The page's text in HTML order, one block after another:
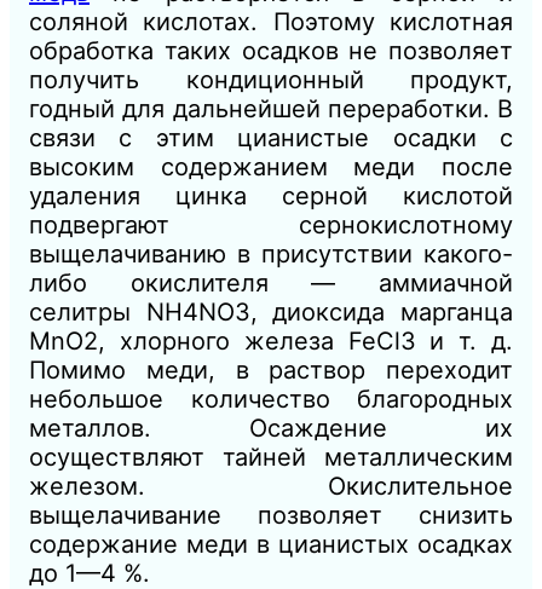
соляной кислотах. Поэтому кислотная
обработка таких осадков не позволяет
получить кондиционный продукт,
годный для дальнейшей переработки. В
связи с этим цианистые осадки с
высоким содержанием меди после
удаления цинка серной кислотой
подвергают сернокислотному
выщелачиванию в присутствии какого-
либо окислителя — аммиачной
селитры NH4NO3, диоксида марганца
МnO2, хлорного железа FeCl3 и т. д.
Помимо меди, в раствор переходит
небольшое количество благородных
металлов. Осаждение их
осуществляют тайней металлическим
железом. Окислительное
выщелачивание позволяет снизить
содержание меди в цианистых осадках
до 1—4 %.